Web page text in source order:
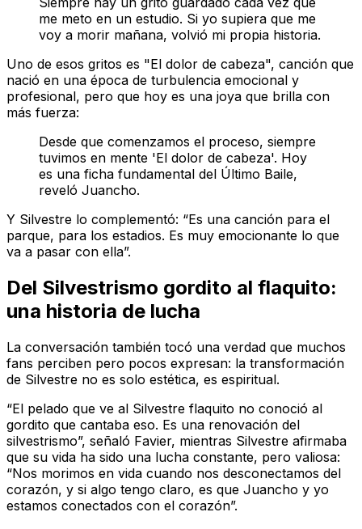
me meto en un estudio. Si yo supiera que me
voy a morir mañana, volvió mi propia historia.
Uno de esos gritos es "El dolor de cabeza", canción que
nació en una época de turbulencia emocional y
profesional, pero que hoy es una joya que brilla con
más fuerza:
Desde que comenzamos el proceso, siempre
tuvimos en mente 'El dolor de cabeza'. Hoy
es una ficha fundamental del Último Baile,
reveló Juancho.
Y Silvestre lo complementó: “Es una canción para el
parque, para los estadios. Es muy emocionante lo que
va a pasar con ella”.
Del Silvestrismo gordito al flaquito:
una historia de lucha
La conversación también tocó una verdad que muchos
fans perciben pero pocos expresan: la transformación
de Silvestre no es solo estética, es espiritual.
“El pelado que ve al Silvestre flaquito no conoció al
gordito que cantaba eso. Es una renovación del
silvestrismo”, señaló Favier, mientras Silvestre afirmaba
que su vida ha sido una lucha constante, pero valiosa:
“Nos morimos en vida cuando nos desconectamos del
corazón, y si algo tengo claro, es que Juancho y yo
estamos conectados con el corazón”.